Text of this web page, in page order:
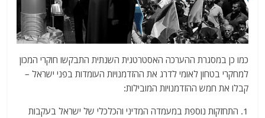
כמו כן במסגרת ההערכה האסטרטגית השנתית התבקשו חוקרי המכון
למחקרי בטחון לאומי לדרג את ההזדמנויות העומדות בפני ישראל –
קבלו את חמש ההזדמנויות המובילות:
1. התחזקות נוספת במעמדה המדיני והכלכלי של ישראל בעקבות